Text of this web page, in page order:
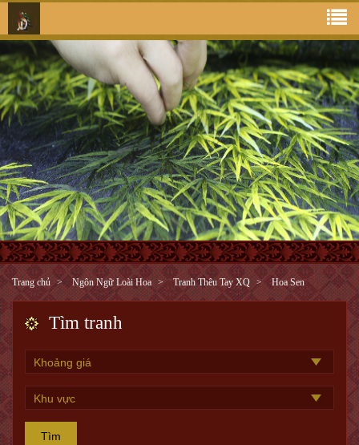
Trang chủ Ngôn Ngữ Loài Hoa Tranh Thêu Tay XQ Hoa Sen
Tìm tranh
Tìm